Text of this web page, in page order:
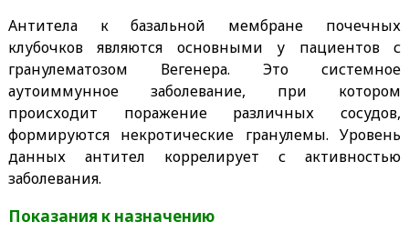
Антитела к базальной мембране почечных
клубочков являются основными у пациентов с
гранулематозом Вегенера. Это системное
аутоиммунное заболевание, при котором
происходит поражение различных сосудов,
формируются некротические гранулемы. Уровень
данных антител коррелирует с активностью
заболевания.
Показания к назначению